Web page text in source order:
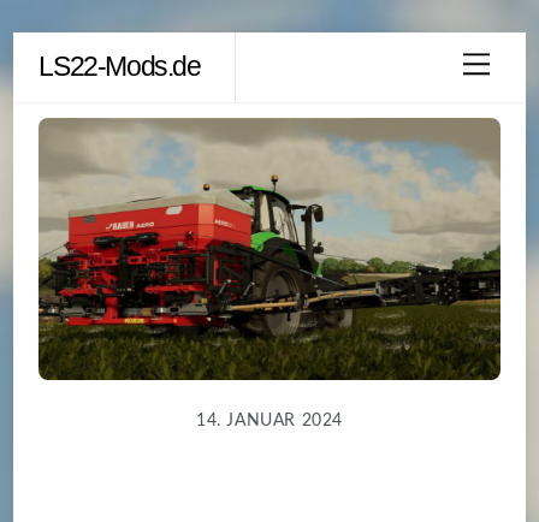
to
content
LS22-Mods.de
14. JANUAR 2024